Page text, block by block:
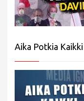
Aika Potkia